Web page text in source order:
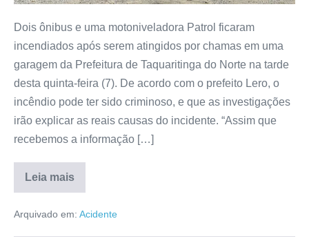
Dois ônibus e uma motoniveladora Patrol ficaram
incendiados após serem atingidos por chamas em uma
garagem da Prefeitura de Taquaritinga do Norte na tarde
desta quinta-feira (7). De acordo com o prefeito Lero, o
incêndio pode ter sido criminoso, e que as investigações
irão explicar as reais causas do incidente. “Assim que
recebemos a informação […]
Leia mais
Arquivado em: Acidente